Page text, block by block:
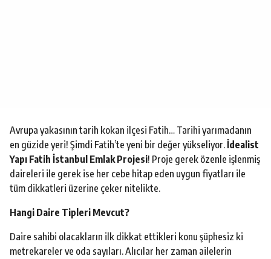
Avrupa yakasının tarih kokan ilçesi Fatih… Tarihi yarımadanın
en güzide yeri! Şimdi Fatih’te yeni bir değer yükseliyor.İdealist
Yapı Fatih İstanbul Emlak Projesi! Proje gerek özenle işlenmiş
daireleri ile gerek ise her cebe hitap eden uygun fiyatları ile
tüm dikkatleri üzerine çeker nitelikte.
Hangi Daire Tipleri Mevcut?
Daire sahibi olacakların ilk dikkat ettikleri konu şüphesiz ki
metrekareler ve oda sayıları. Alıcılar her zaman ailelerin